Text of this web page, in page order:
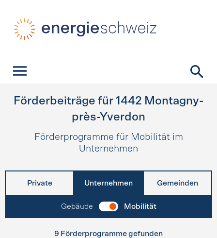
Förderbeiträge für 1442 Montagny-
près-Yverdon
Förderprogramme für Mobilität im
Unternehmen
Private Unternehmen Gemeinden
Gebäude Mobilität
9 Förderprogramme gefunden